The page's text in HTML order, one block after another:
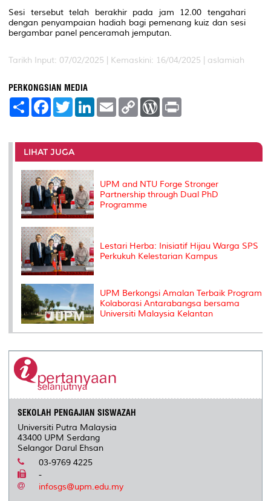
Sesi tersebut telah berakhir pada jam 12.00 tengahari
dengan penyampaian hadiah bagi pemenang kuiz dan sesi
bergambar panel penceramah jemputan.
Tarikh Input: 07/02/2025 | Kemaskini: 16/04/2025 | aslamiah
PERKONGSIAN MEDIA
S
e
F
a
b
o
o
k
T
w
t
e
r
L
e
I
E
m
l
C
L
n
W
P
e
s
t
LIHAT JUGA
UPM and NTU Forge Stronger
Partnership through Dual PhD
Programme
Lestari Herba: Inisiatif Hijau Warga SPS
Perkukuh Kelestarian Kampus
UPM Berkongsi Amalan Terbaik Program
Kolaborasi Antarabangsa bersama
Universiti Malaysia Kelantan
SEKOLAH PENGAJIAN SISWAZAH
Universiti Putra Malaysia
43400 UPM Serdang
Selangor Darul Ehsan
03-9769 4225
-
infosgs@upm.edu.my